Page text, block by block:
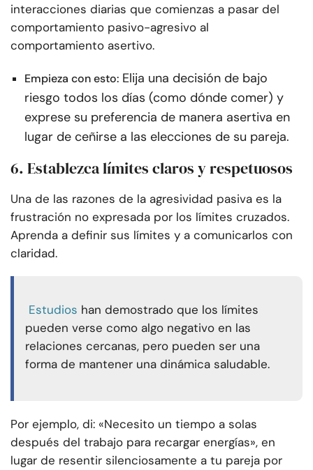
interacciones diarias que comienzas a pasar del
comportamiento pasivo-agresivo al
comportamiento asertivo.
Empieza con esto: Elija una decisión de bajo
riesgo todos los días (como dónde comer) y
exprese su preferencia de manera asertiva en
lugar de ceñirse a las elecciones de su pareja.
6. Establezca límites claros y respetuosos
Una de las razones de la agresividad pasiva es la
frustración no expresada por los límites cruzados.
Aprenda a definir sus límites y a comunicarlos con
claridad.
Estudios han demostrado que los límites
pueden verse como algo negativo en las
relaciones cercanas, pero pueden ser una
forma de mantener una dinámica saludable.
Por ejemplo, di: «Necesito un tiempo a solas
después del trabajo para recargar energías», en
lugar de resentir silenciosamente a tu pareja por